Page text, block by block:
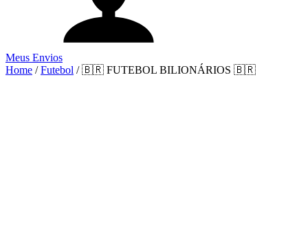
Meus Envios
Home / Futebol / 🇧🇷 FUTEBOL BILIONÁRIOS 🇧🇷